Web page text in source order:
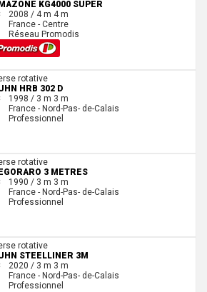
KG4000 SUPER
2008 / 4 m 4 m
France - Centre
Réseau Promodis
rotative
HRB 302 D
1998 / 3 m 3 m
France - Nord-Pas- de-Calais
Professionnel
rotative
3 METRES
1990 / 3 m 3 m
France - Nord-Pas- de-Calais
Professionnel
rotative
STEELLINER 3M
2020 / 3 m 3 m
France - Nord-Pas- de-Calais
Professionnel